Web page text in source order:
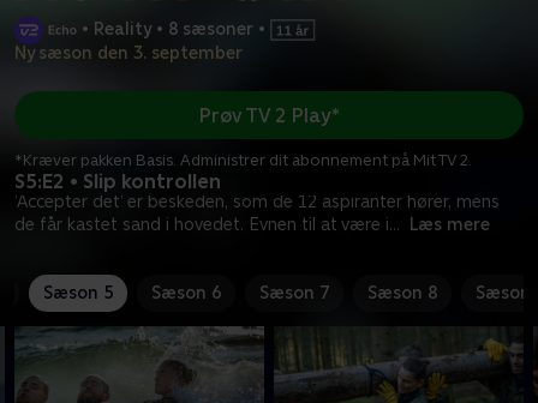
• Reality • 8 sæsoner •
Ny sæson den 3. september
S5:E2 • Slip kontrollen
’Accepter det’ er beskeden, som de 12 aspiranter hører, mens
de får kastet sand i hovedet. Evnen til at være i... Læs mere
Prøv TV 2 Play*
*Kræver pakken Basis. Administrer dit abonnement på Mit TV 2.
Sæson 5 Sæson 6 Sæson 7 Sæson 8 Sæson